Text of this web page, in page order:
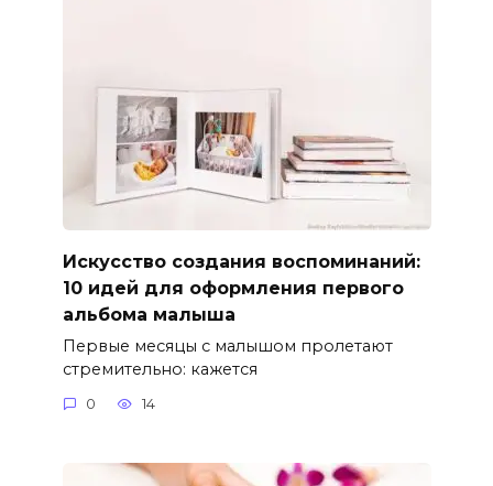
Искусство создания воспоминаний:
10 идей для оформления первого
альбома малыша
Первые месяцы с малышом пролетают
стремительно: кажется
0 14